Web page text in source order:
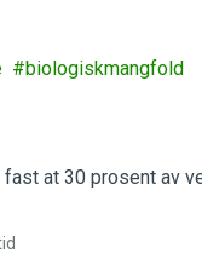
biologiskmangfold
at 30 prosent av